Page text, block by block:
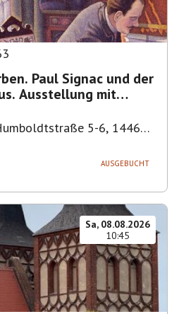
Paul Signac und der
Ausstellung mit
5-6, 14467
AUSGEBUCHT
Sa, 08.08.2026
10:45